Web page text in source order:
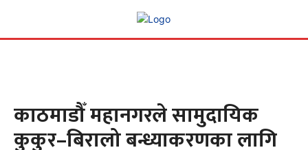
काठमाडौँ महानगरले सामुदायिक
कुकुर–बिरालो बन्ध्याकरणका लागि